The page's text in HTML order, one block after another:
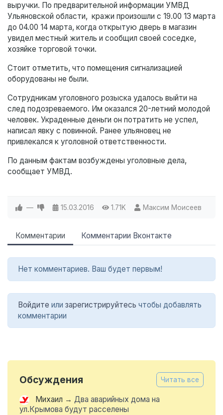
выручки. По предварительной информации УМВД
Ульяновской области, кражи произошли с 19.00 13 марта
до 04.00 14 марта, когда открытую дверь в магазин
увидел местный житель и сообщил своей соседке,
хозяйке торговой точки.
Стоит отметить, что помещения сигнализацией
оборудованы не были.
Сотрудникам уголовного розыска удалось выйти на
след подозреваемого. Им оказался 20-летний молодой
человек. Украденные деньги он потратить не успел,
написал явку с повинной. Ранее ульяновец не
привлекался к уголовной ответственности.
По данным фактам возбуждены уголовные дела,
сообщает УМВД.
— 15.03.2016 1.71K Максим Моисеев
Комментарии Комментарии Вконтакте
Нет комментариев. Ваш будет первым!
Войдите или зарегистрируйтесь чтобы добавлять
комментарии
Обсуждения Читать все
Михаил → Два аварийных дома на
ул.Крымова будут расселены